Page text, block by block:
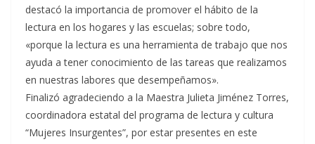
destacó la importancia de promover el hábito de la
lectura en los hogares y las escuelas; sobre todo,
«porque la lectura es una herramienta de trabajo que nos
ayuda a tener conocimiento de las tareas que realizamos
en nuestras labores que desempeñamos».
Finalizó agradeciendo a la Maestra Julieta Jiménez Torres,
coordinadora estatal del programa de lectura y cultura
“Mujeres Insurgentes”, por estar presentes en este